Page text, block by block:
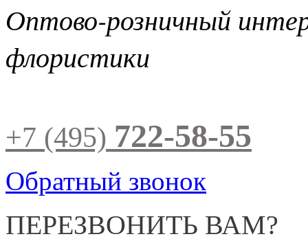
Оптово-розничный
флористики
+7 (495) 722-58-55
Обратный звонок
ПЕРЕЗВОНИТЬ ВАМ?